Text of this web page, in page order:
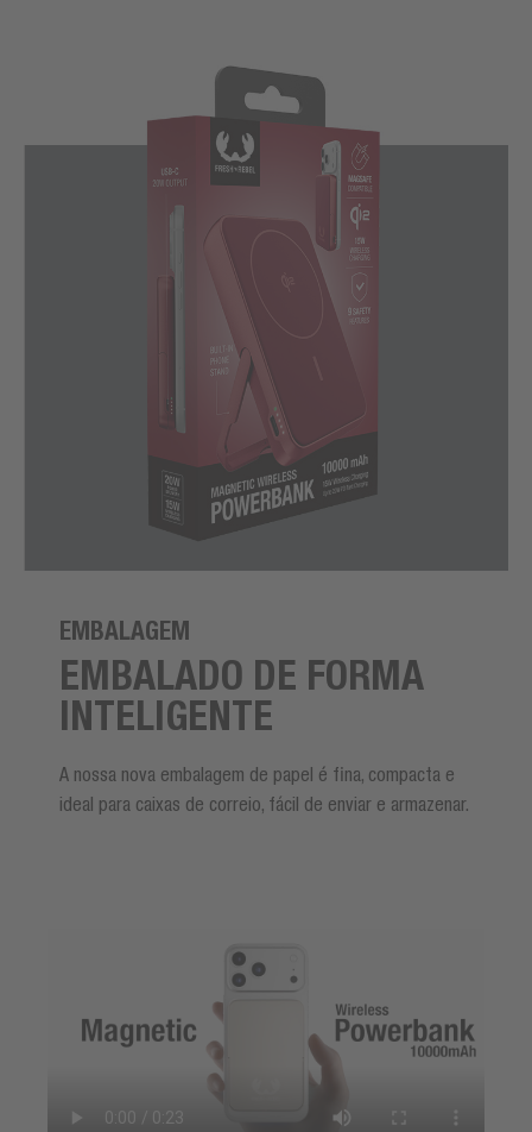
EMBALAGEM
EMBALADO DE FORMA
INTELIGENTE
A nossa nova embalagem de papel é fina, compacta e
ideal para caixas de correio, fácil de enviar e armazenar.